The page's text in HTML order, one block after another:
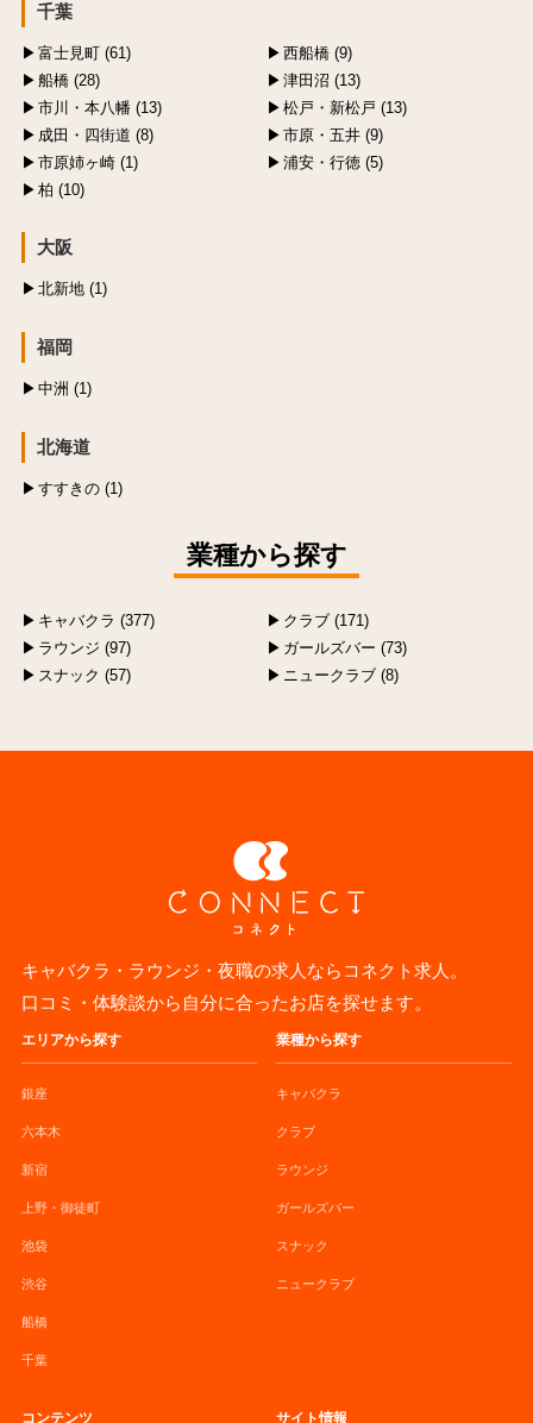
千葉
富士見町 (61)
西船橋 (9)
船橋 (28)
津田沼 (13)
市川・本八幡 (13)
松戸・新松戸 (13)
成田・四街道 (8)
市原・五井 (9)
市原姉ヶ崎 (1)
浦安・行徳 (5)
柏 (10)
大阪
北新地 (1)
福岡
中洲 (1)
北海道
すすきの (1)
業種から探す
キャバクラ (377)
クラブ (171)
ラウンジ (97)
ガールズバー (73)
スナック (57)
ニュークラブ (8)
キャバクラ・ラウンジ・夜職の求人ならコネクト求人。
口コミ・体験談から自分に合ったお店を探せます。
エリアから探す
銀座
六本木
新宿
上野・御徒町
池袋
渋谷
船橋
千葉
業種から探す
キャバクラ
クラブ
ラウンジ
ガールズバー
スナック
ニュークラブ
コンテンツ サイト情報